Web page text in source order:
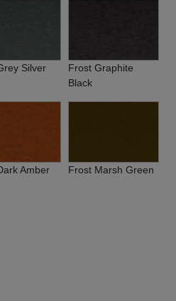
Silver
Frost Graphite
Black
Amber Frost Marsh Green